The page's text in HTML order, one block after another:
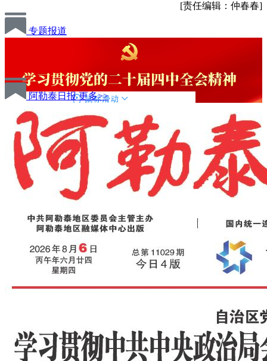
[责任编辑：仲春春]
专题报道
阿勒泰日报更多>>